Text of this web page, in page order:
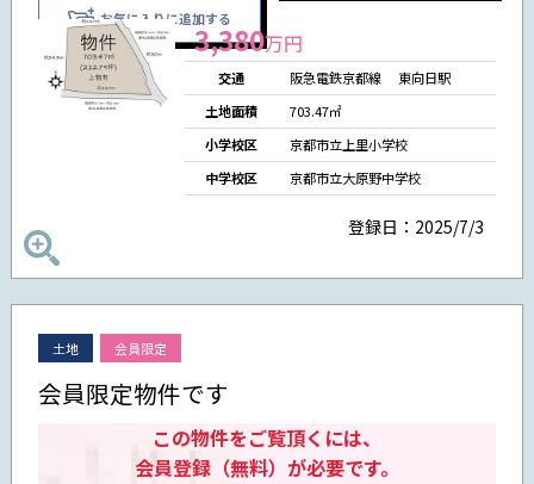
お気に入りに追加する
3,380万円
交通 阪急電鉄京都線東向日駅
土地面積
703.47㎡
小学校区
京都市立上里小学校
中学校区
京都市立大原野中学校
登録日：2025/7/3
土地 会員限定
会員限定物件です
この物件をご覧頂くには、
会員登録（無料）が必要です。